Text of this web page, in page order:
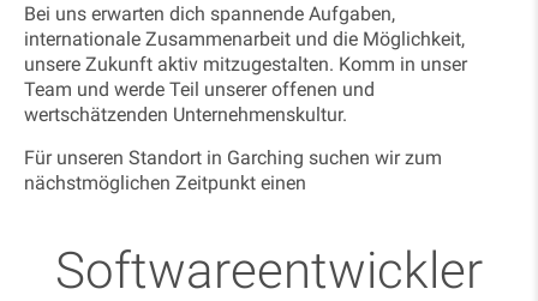
Bei uns erwarten dich spannende Aufgaben,
internationale Zusammenarbeit und die Möglichkeit,
unsere Zukunft aktiv mitzugestalten. Komm in unser
Team und werde Teil unserer offenen und
wertschätzenden Unternehmenskultur.
Für unseren Standort in Garching suchen wir zum
nächstmöglichen Zeitpunkt einen
Softwareentwickler